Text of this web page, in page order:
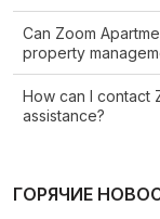
Can Zoom
property
How can I contact
assistance?
ГОРЯЧИЕ